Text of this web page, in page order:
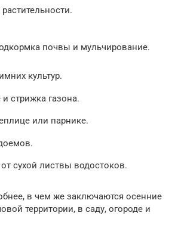
почвы и мульчирование.
культур.
стрижка газона.
или парнике.
сухой листвы водостоков.
в чем же заключаются осенние
территории, в саду, огороде и